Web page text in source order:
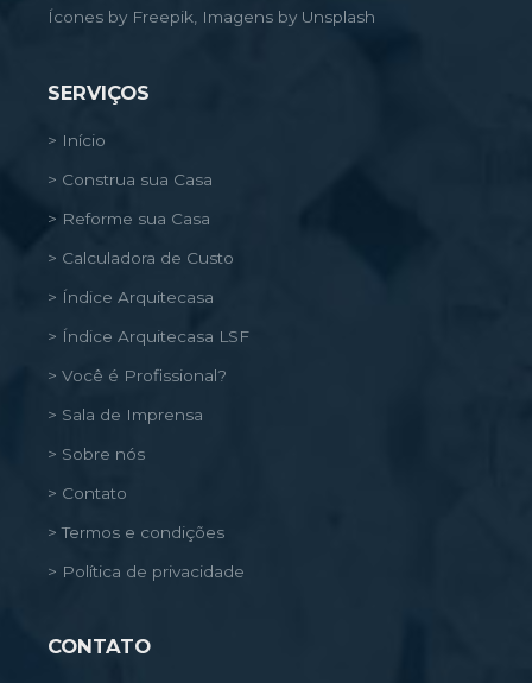
Ícones by Freepik, Imagens by Unsplash
SERVIÇOS
> Início
> Construa sua Casa
> Reforme sua Casa
> Calculadora de Custo
> Índice Arquitecasa
> Índice Arquitecasa LSF
> Você é Profissional?
> Sala de Imprensa
> Sobre nós
> Contato
> Termos e condições
> Política de privacidade
CONTATO